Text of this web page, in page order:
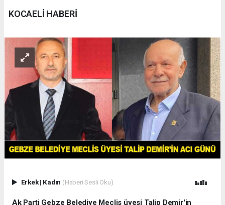
KOCAELİ HABERİ
Erkek| Kadın (Haberi Sesli Oku)
Ak Parti Gebze Belediye Meclis üyesi Talip Demir'in